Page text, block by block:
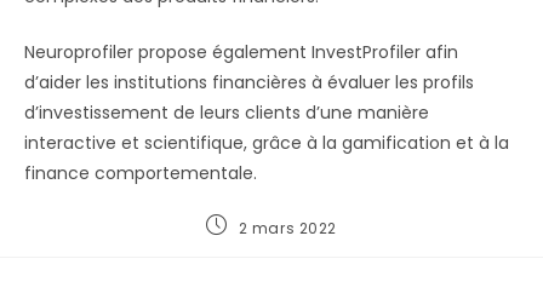
Neuroprofiler propose également InvestProfiler afin
d’aider les institutions financières à évaluer les profils
d’investissement de leurs clients d’une manière
interactive et scientifique, grâce à la gamification et à la
finance comportementale.
2 mars 2022